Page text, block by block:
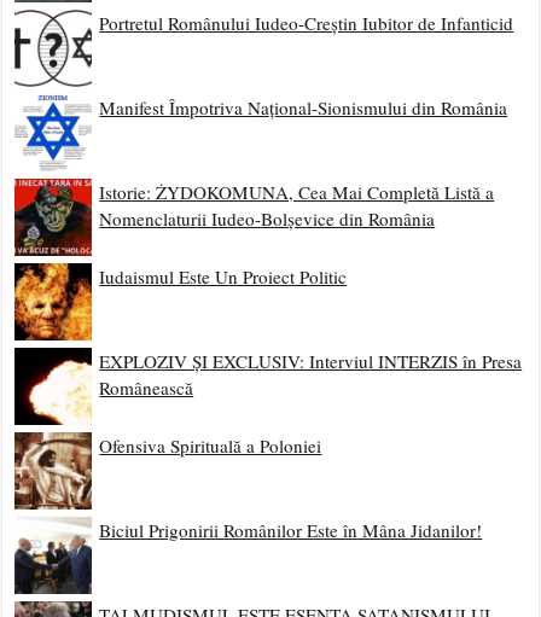
Portretul Românului Iudeo-Creștin Iubitor de Infanticid
Manifest Împotriva Național-Sionismului din România
Istorie: ŻYDOKOMUNA, Cea Mai Completă Listă a
Nomenclaturii Iudeo-Bolșevice din România
Iudaismul Este Un Proiect Politic
EXPLOZIV ȘI EXCLUSIV: Interviul INTERZIS în Presa
Românească
Ofensiva Spirituală a Poloniei
Biciul Prigonirii Românilor Este în Mâna Jidanilor!